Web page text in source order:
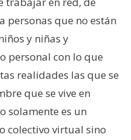
personas que no están
y niñas y
personal con lo que
realidades las que se
que se vive en
solamente es un
colectivo virtual sino